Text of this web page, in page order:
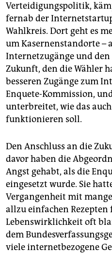
Verteidigungspolitik,
fernab der
Wahlkreis. Dort geht es
um Kasernenstandorte –
Internetzugänge und den
Zukunft, den die Wähler
besseren Zugänge zum
Enquete-Kommission,
unterbreitet, wie das
funktionieren soll.
Den Anschluss an die
davor haben die
Angst gehabt, als die
eingesetzt wurde. Sie
Vergangenheit mit
allzu einfachen
Lebenswirklichkeit oft
dem
viele internetbezogene